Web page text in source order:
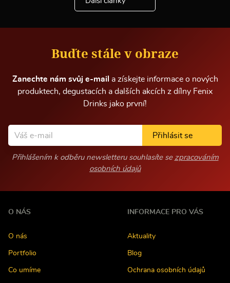
n
o
m
a
Buďte stále v obraze
Zanechte nám svůj e-mail
a získejte informace o nových
produktech, degustacích a dalších akcích z dílny Fenix
Drinks jako první!
Přihlásit se
Přihlášením k odběru newsletteru souhlasíte se zpracováním
osobních údajů
O NÁS
O nás
Portfolio
Co umíme
INFORMACE PRO VÁS
Aktuality
Blog
Ochrana osobních údajů